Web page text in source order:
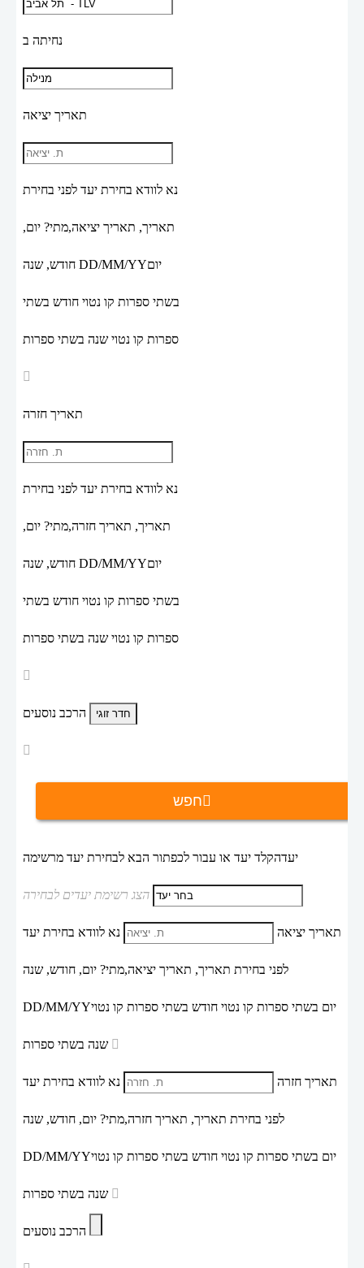
נחיתה ב
תאריך יציאה
נא לוודא בחירת יעד לפני בחירת
תאריך, תאריך יציאה,מתי? יום,
DD/MM/YYיום
בשתי ספרות קו נטוי חודש בשתי
ספרות קו נטוי שנה בשתי ספרות
תאריך חזרה
נא לוודא בחירת יעד לפני בחירת
תאריך, תאריך חזרה,מתי? יום,
DD/MM/YYיום
בשתי ספרות קו נטוי חודש בשתי
ספרות קו נטוי שנה בשתי ספרות
הרכב נוסעים
חפש
יעדהקלד יעד או עבור לכפתור הבא לבחירת יעד מרשימה
הצג רשימת יעדים לבחירה
תאריך יציאה נא לוודא בחירת יעד
לפני בחירת תאריך, תאריך יציאה,מתי? יום, חודש, שנה
DD/MM/YYיום בשתי ספרות קו נטוי חודש בשתי ספרות קו נטוי
תאריך חזרה נא לוודא בחירת יעד
לפני בחירת תאריך, תאריך חזרה,מתי? יום, חודש, שנה
DD/MM/YYיום בשתי ספרות קו נטוי חודש בשתי ספרות קו נטוי
הרכב נוסעים